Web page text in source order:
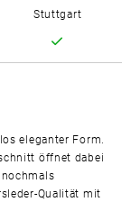
eleganter Form.
öffnet dabei
Qualität mit
Stuttgart